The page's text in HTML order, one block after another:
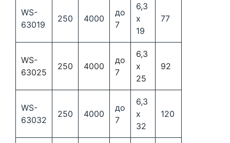
WS-
63019
250 4000
до
7
6,3
х
19
77
WS-
63025
250 4000
до
7
6,3
х
25
92
WS-
63032
250 4000
до
7
6,3
х
32
120